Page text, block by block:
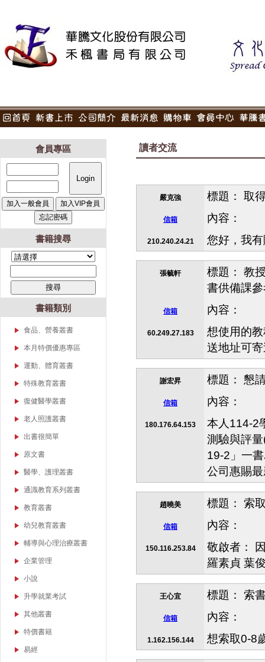
會員專區
書籍搜尋
書籍類別
食品、營養叢書
本月特價優惠專區
運動、體育叢書
特殊教育叢書
身心障礙系列
資賦優異系列
復健醫學叢書
物理治療
職能治療
老人照護叢書
出書很簡單
教育相關
幼兒相關
小說集錦
音樂教育
心理勵志
散文
詩集
宗教命理
原文書
運動、體育
幼兒教育
醫學、護理叢書
護理類
基礎醫學類
通識教育系列叢書
教育叢書
教育行政
教育基礎理論與研究方
研究方法
偏遠地區教育
幼兒教育叢書
課程與教學
語文、音樂、數學與自
然科學
特殊教育、兒童心理輔
導與諮商系列
輔導與心理治療叢書
心理學
兒童心理
企業管理
小說
文學、歷史、武俠
升學就業考試
護理考
物理考
其他叢書
藝術
音樂
特價書籍
易經
讀者交流
嚴克強 標題： 取
信箱 內容：
210.240.24.21 您好，我
張毓軒
標題： 教
書供備課
信箱 內容：
60.249.27.183
想使用的
送地址可
謝宏昇 標題： 懇
信箱 內容：
180.176.64.153
本人114-2
測驗與評
19-2」一
公司惠賜
趙曉美 標題： 索
信箱 內容：
150.116.253.84
敬啟者：
羅素貞 葉
王心宜 標題： 索
信箱 內容：
1.162.156.144 想索取0-8